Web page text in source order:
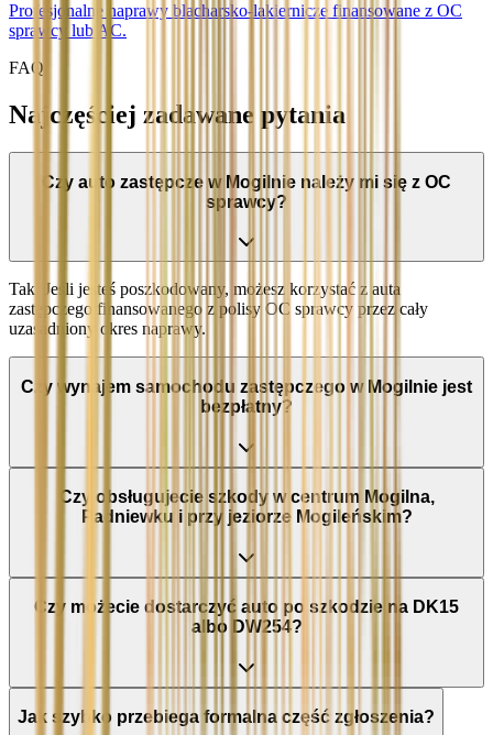
Profesjonalne naprawy blacharsko-lakiernicze finansowane z OC
sprawcy lub AC.
FAQ
Najczęściej zadawane pytania
Czy auto zastępcze w Mogilnie należy mi się z OC
sprawcy?
Tak. Jeśli jesteś poszkodowany, możesz korzystać z auta
zastępczego finansowanego z polisy OC sprawcy przez cały
uzasadniony okres naprawy.
Czy wynajem samochodu zastępczego w Mogilnie jest
bezpłatny?
Czy obsługujecie szkody w centrum Mogilna,
Padniewku i przy jeziorze Mogileńskim?
Czy możecie dostarczyć auto po szkodzie na DK15
albo DW254?
Jak szybko przebiega formalna część zgłoszenia?